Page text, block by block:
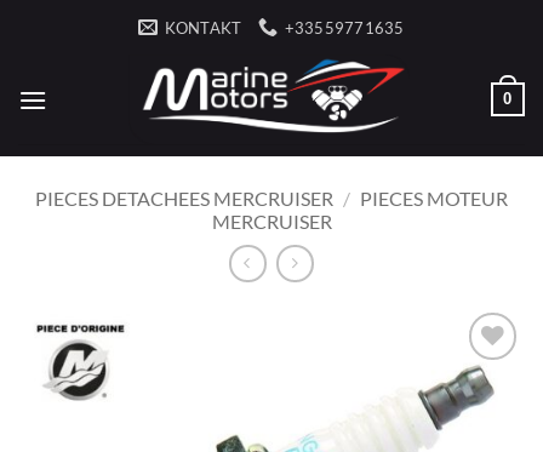
KONTAKT +33559771635
0
PIECES DETACHEES MERCRUISER / PIECES MOTEUR
MERCRUISER
AJOUTER
À LA